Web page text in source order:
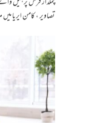
تصاویر ، کامن ایریا